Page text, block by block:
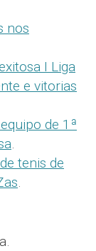
nos
I Liga
e vitorias
de 1ª
.
tenis de
.